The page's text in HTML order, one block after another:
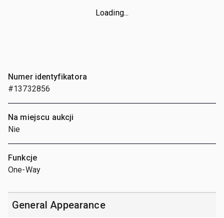
Loading...
Numer identyfikatora
#13732856
Na miejscu aukcji
Nie
Funkcje
One-Way
General Appearance